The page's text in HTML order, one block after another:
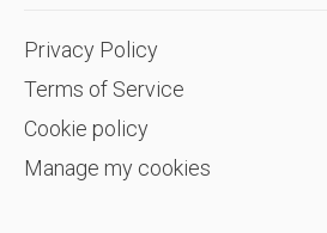
Privacy Policy
Terms of Service
Cookie policy
Manage my cookies